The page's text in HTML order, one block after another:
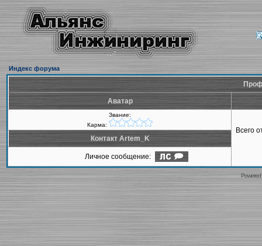
Индекс форума
Аватар
Звание:
Карма:
Всего
Контакт Artem_K
Личное сообщение: